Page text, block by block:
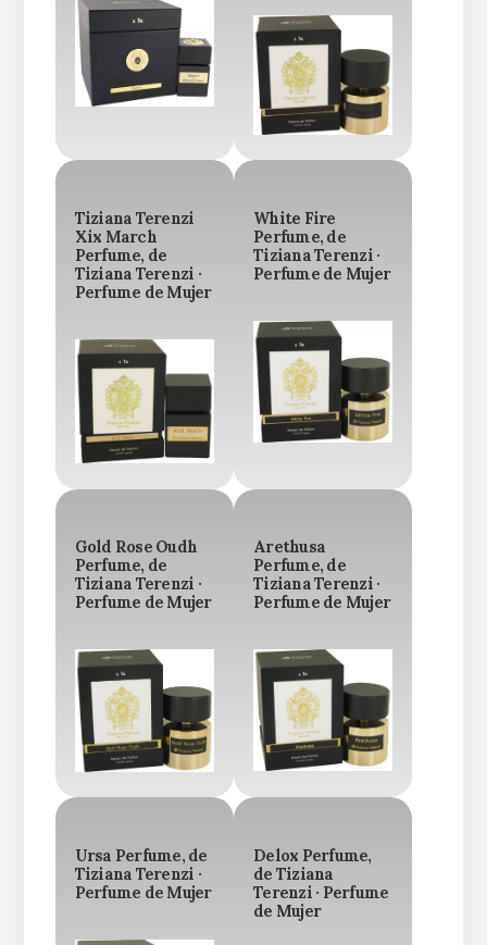
Tiziana Terenzi
Xix March
Perfume, de
Tiziana Terenzi ·
Perfume de Mujer
White Fire
Perfume, de
Tiziana Terenzi ·
Perfume de Mujer
Gold Rose Oudh
Perfume, de
Tiziana Terenzi ·
Perfume de Mujer
Arethusa
Perfume, de
Tiziana Terenzi ·
Perfume de Mujer
Ursa Perfume, de
Tiziana Terenzi ·
Perfume de Mujer
Delox Perfume,
de Tiziana
Terenzi · Perfume
de Mujer